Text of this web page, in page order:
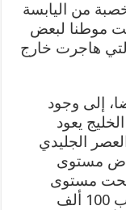
من اليابسة
موطنا لبعض
هاجرت خارج
إلى وجود
يعود
عام. اثناء العصر الجليدي
مستوى
مترًا (295 قدمًا) تحت مستوى
سطح البحر الحالي، وتعرض ما يقارب 100 ألف